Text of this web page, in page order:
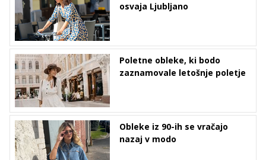
osvaja Ljubljano
Poletne obleke, ki bodo
zaznamovale letošnje poletje
Obleke iz 90-ih se vračajo
nazaj v modo